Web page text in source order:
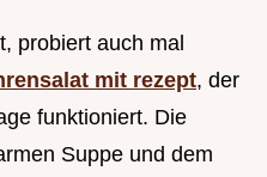
probiert auch mal
mit rezept, der
funktioniert. Die
Suppe und dem